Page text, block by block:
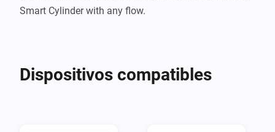
Smart Cylinder with any flow.
Dispositivos compatibles